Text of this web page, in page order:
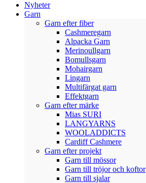
Nyheter
Garn
Garn efter fiber
Cashmeregarn
Alpacka Garn
Merinoullgarn
Bomullsgarn
Mohairgarn
Lingarn
Multifärgat garn
Effektgarn
Garn efter märke
Mias SURI
LANGYARNS
WOOLADDICTS
Cardiff Cashmere
Garn efter projekt
Garn till mössor
Garn till tröjor och koftor
Garn till sjalar